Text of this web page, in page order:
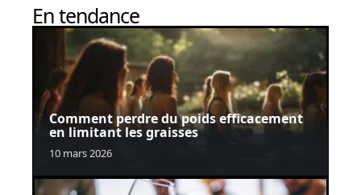
En tendance
Comment perdre du poids efficacement
en limitant les graisses
10 mars 2026